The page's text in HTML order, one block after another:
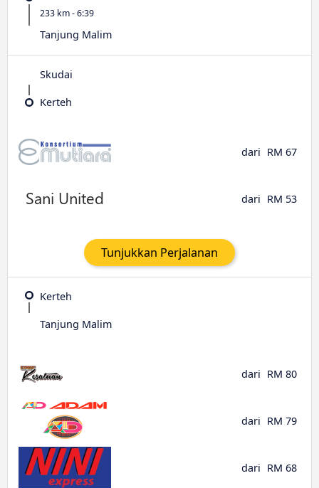
233 km - 6:39
Tanjung Malim
Skudai
Kerteh
dari RM 67
dari RM 53
Tunjukkan Perjalanan
Kerteh
Tanjung Malim
dari RM 80
dari RM 79
dari RM 68